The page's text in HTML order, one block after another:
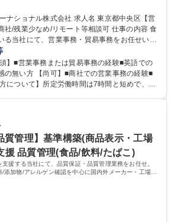
式会社 求人名 東京都中央区【営
少なめ/リモート等相談可 仕事の内容 食
る当社にて、営業事務・貿易事務をお任せいた
トポジションとして、受発注から海外工場との
業の根幹を支えていただきます。 ■受発注
場とのスケジュール調整 ■在庫管理 ■輸入書類
関業者を通して行う輸出入業全般 ■倉庫との
、商品に関わる全ての業務をサポート頂きま
】■営業事務または貿易事務の経験■英語での
の無い方 【尚可】■商社での営業事務の経験■
、外食産業を中心としたお客様の多様なニー
産・輸入・販売を一貫して手掛けています。
な連携によるワンストップサービスが最大の強
学歴：大学院 大学 語学力：英語 資格：
質管理】基準構築(商品表示・工場
援 品質管理(食品/飲料/たばこ)
援する当社にて、品質保証・品質管理業務をお任せ。
添加物/アレルゲン確認を中心に国内外メーカー・工場の
担います。